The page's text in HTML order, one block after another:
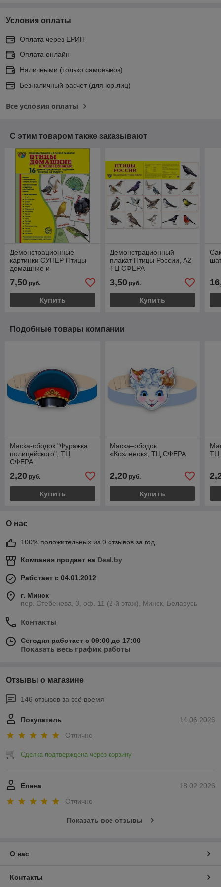
Условия оплаты
Оплата через ЕРИП
Оплата онлайн
Наличными (только самовывоз)
Безналичный расчет (для юр.лиц)
Все условия оплаты
С этим товаром также заказывают
Демонстрационные
картинки СУПЕР Птицы
домашние и
картинок с текстом., ТЦ
СФЕРА
7,50 руб.
Купить
Демонстрационный
плакат Птицы России, А2
ТЦ СФЕРА
3,50руб.
Купить
Подобные товары компании
Маска-ободок "Фуражка
полицейского", ТЦ
СФЕРА
2,20 руб.
Купить
Маска–ободок
«Козленок», ТЦ СФЕРА
2,20руб.
Купить
ТЦ
О нас
100% положительных из 9 отзывов за год
Компания продает на Deal.by
Работает с 04.01.2012
г. Минск
пер. Стебенева, 3, оф. 11 (2-й этаж), Минск, Беларусь
Контакты
Сегодня работает с 09:00 до 17:00
Показать весь график работы
Отзывы о магазине
146 отзывов за всё время
14.06.2026
Покупатель
Отлично
Сделка подтверждена через корзину
18.02.2026
Елена
Отлично
Показать все отзывы
О нас
Контакты